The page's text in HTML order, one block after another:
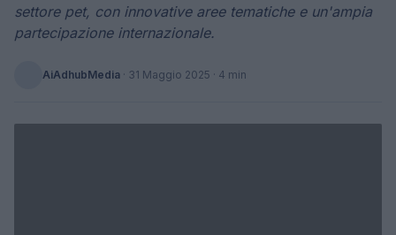
settore pet, con innovative aree tematiche e un'ampia
partecipazione internazionale.
AiAdhubMedia · 31 Maggio 2025 · 4 min